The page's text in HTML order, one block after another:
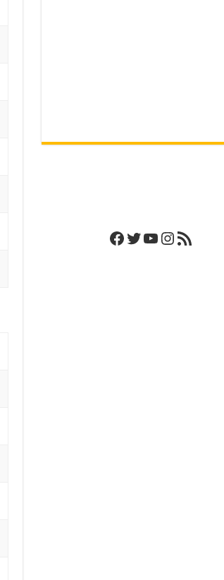
Facebook
Twitter
YouTube
Instagram
RSS Feed